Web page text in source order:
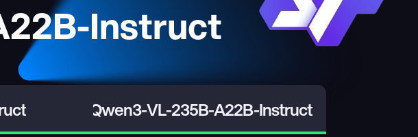
Instruct
Qwen3-VL-235B-A22B-Instruct